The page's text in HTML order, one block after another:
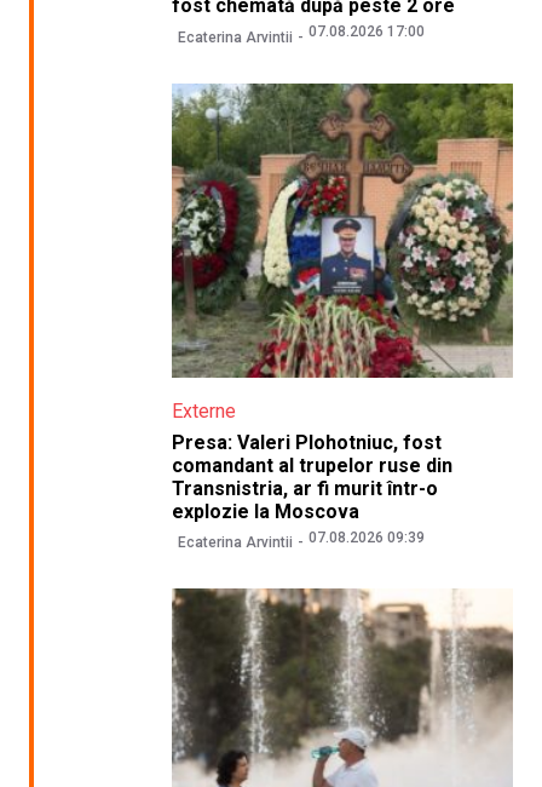
fost chemată după peste 2 ore
Ecaterina Arvintii 07.08.2026 17:00
Externe
Presa: Valeri Plohotniuc, fost
comandant al trupelor ruse din
Transnistria, ar fi murit într-o
explozie la Moscova
Ecaterina Arvintii 07.08.2026 09:39